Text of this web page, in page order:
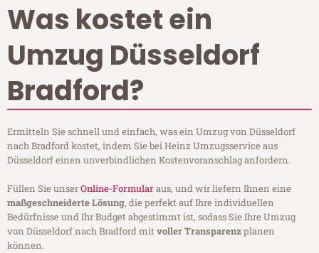
Was kostet ein
Umzug Düsseldorf
Bradford?
Ermitteln Sie schnell und einfach, was ein Umzug von Düsseldorf
nach Bradford kostet, indem Sie bei Heinz Umzugsservice aus
Düsseldorf einen unverbindlichen Kostenvoranschlag anfordern.
Füllen Sie unserOnline-Formularaus, und wir liefern Ihnen eine
maßgeschneiderte Lösung, die perfekt auf Ihre individuellen
Bedürfnisse und Ihr Budget abgestimmt ist, sodass Sie Ihre Umzug
von Düsseldorf nach Bradford mitvoller Transparenzplanen
können.